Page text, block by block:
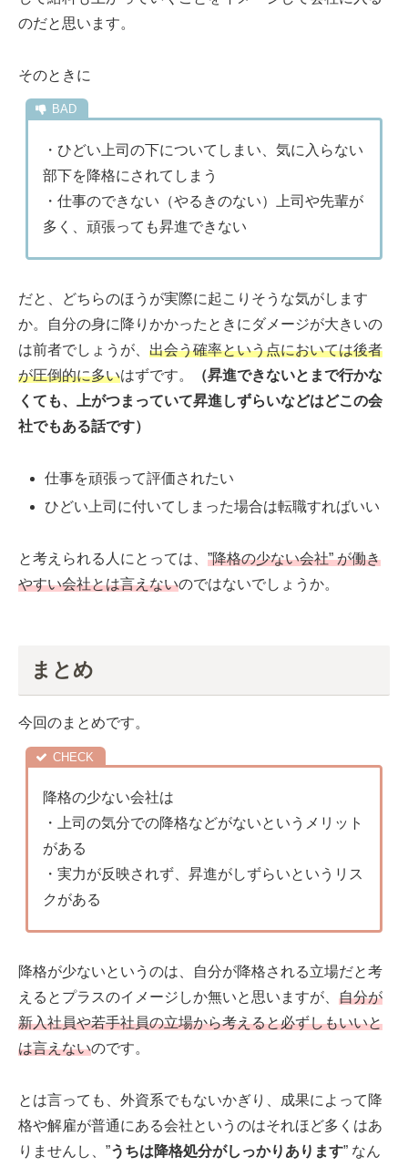
のだと思います。
そのときに
・ひどい上司の下についてしまい、気に入らない
部下を降格にされてしまう
・仕事のできない（やるきのない）上司や先輩が
多く、頑張っても昇進できない
だと、どちらのほうが実際に起こりそうな気がします
か。自分の身に降りかかったときにダメージが大きいの
は前者でしょうが、 出会う確率という点においては後者
が圧倒的に多いはずです。
（昇進できないとまで行かな
くても、上がつまっていて昇進しずらいなどはどこの会
社でもある話です）
仕事を頑張って評価されたい
ひどい上司に付いてしまった場合は転職すればいい
と考えられる人にとっては、 ”降格の少ない会社” が働き
やすい会社とは言えないのではないでしょうか。
まとめ
今回のまとめです。
降格の少ない会社は
・上司の気分での降格などがないというメリット
がある
・実力が反映されず、昇進がしずらいというリス
クがある
降格が少ないというのは、自分が降格される立場だと考
えるとプラスのイメージしか無いと思いますが、 自分が
新入社員や若手社員の立場から考えると必ずしもいいと
は言えないのです。
とは言っても、外資系でもないかぎり、成果によって降
格や解雇が普通にある会社というのはそれほど多くはあ
りませんし、”うちは降格処分がしっかりあります” なん